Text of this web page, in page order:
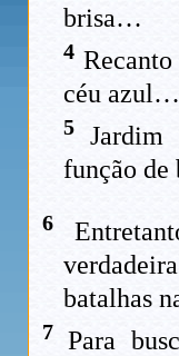
brisa…
4
céu azul…
5 Jardim
função de
6
batalhas
7 Para